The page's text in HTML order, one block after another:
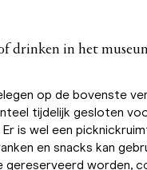
drinken in het
op de bovenste
tijdelijk gesloten
is wel een
en snacks kan
gereserveerd worden,